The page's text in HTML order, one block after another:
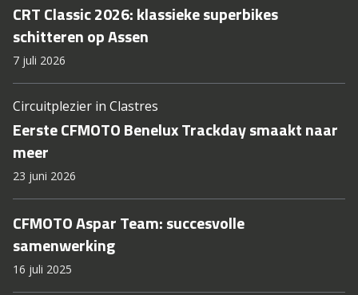
CRT Classic 2026: klassieke superbikes
schitteren op Assen
7 juli 2026
Circuitplezier in Clastres
Eerste CFMOTO Benelux Trackday smaakt naar
meer
23 juni 2026
CFMOTO Aspar Team: succesvolle
samenwerking
16 juli 2025